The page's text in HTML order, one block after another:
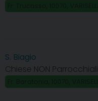
S. Biagio
Chiese NON Parrocchiali